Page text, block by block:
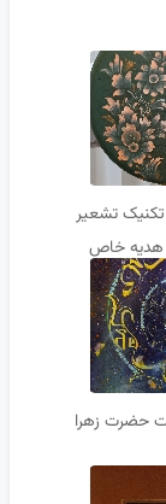
تکنیک تشعیر
خاص
حضرت زهرا